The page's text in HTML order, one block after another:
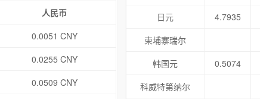
人民币
0.0051 CNY
0.0255 CNY
0.0509 CNY
日元
4.7935
柬埔寨瑞尔
韩国元
0.5074
科威特第纳尔